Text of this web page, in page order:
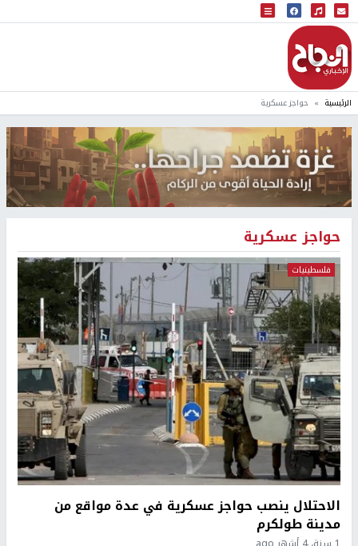
البث المباشر
إذاعة النجاح
الرئيسية حواجز عسكرية
حواجز عسكرية
فلسطينيات
الاحتلال ينصب حواجز عسكرية في عدة مواقع من
مدينة طولكرم